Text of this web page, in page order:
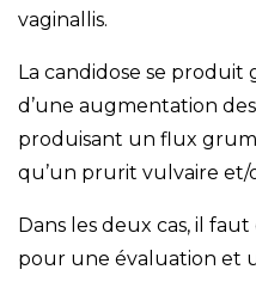
vaginallis.
La candidose se produit
d’une augmentation
produisant un flux
qu’un prurit vulvaire et/
Dans les deux cas, il
pour une évaluation et